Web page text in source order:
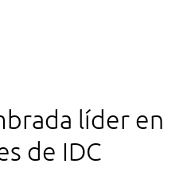
líder en
de IDC